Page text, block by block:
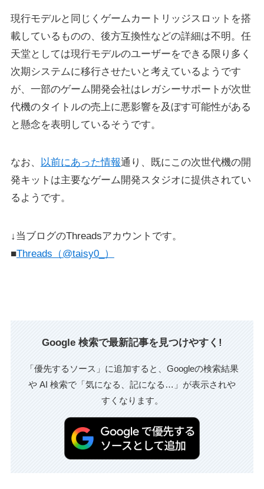
現行モデルと同じくゲームカートリッジスロットを搭
載しているものの、後方互換性などの詳細は不明。任
天堂としては現行モデルのユーザーをできる限り多く
次期システムに移行させたいと考えているようです
が、一部のゲーム開発会社はレガシーサポートが次世
代機のタイトルの売上に悪影響を及ぼす可能性がある
と懸念を表明しているそうです。
なお、 以前にあった情報通り、既にこの次世代機の開
発キットは主要なゲーム開発スタジオに提供されてい
るようです。
↓当ブログのThreadsアカウントです。
■Threads（@taisy0_）
Google 検索で最新記事を見つけやすく!
「優先するソース」に追加すると、Googleの検索結果
や AI 検索で「気になる、記になる…」が表示されや
すくなります。